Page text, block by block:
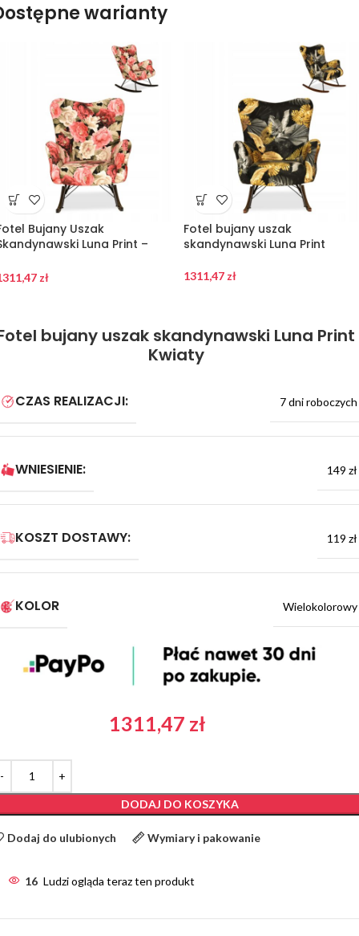
warianty
Bujany Uszak
Luna Print –
zł
Fotel bujany uszak
skandynawski Luna Print
1311,47 zł
bujany uszak skandynawski Luna Print
Kwiaty
CZAS REALIZACJI: 7 dni roboczych
WNIESIENIE: 149 zł
KOSZT DOSTAWY: 119 zł
KOLOR Wielokolorowy
1311,47 zł
DODAJ DO KOSZYKA
Dodaj do ulubionych Wymiary i pakowanie
16 Ludzi ogląda teraz ten produkt